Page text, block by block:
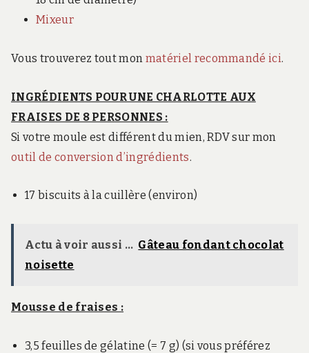
Mixeur
Vous trouverez tout mon matériel recommandé ici.
INGRÉDIENTS POUR UNE CHARLOTTE AUX
FRAISES DE 8 PERSONNES :
Si votre moule est différent du mien, RDV sur mon
outil de conversion d’ingrédients.
17 biscuits à la cuillère (environ)
Actu à voir aussi ... Gâteau fondant chocolat
noisette
Mousse de fraises :
3,5 feuilles de gélatine (= 7 g) (si vous préférez